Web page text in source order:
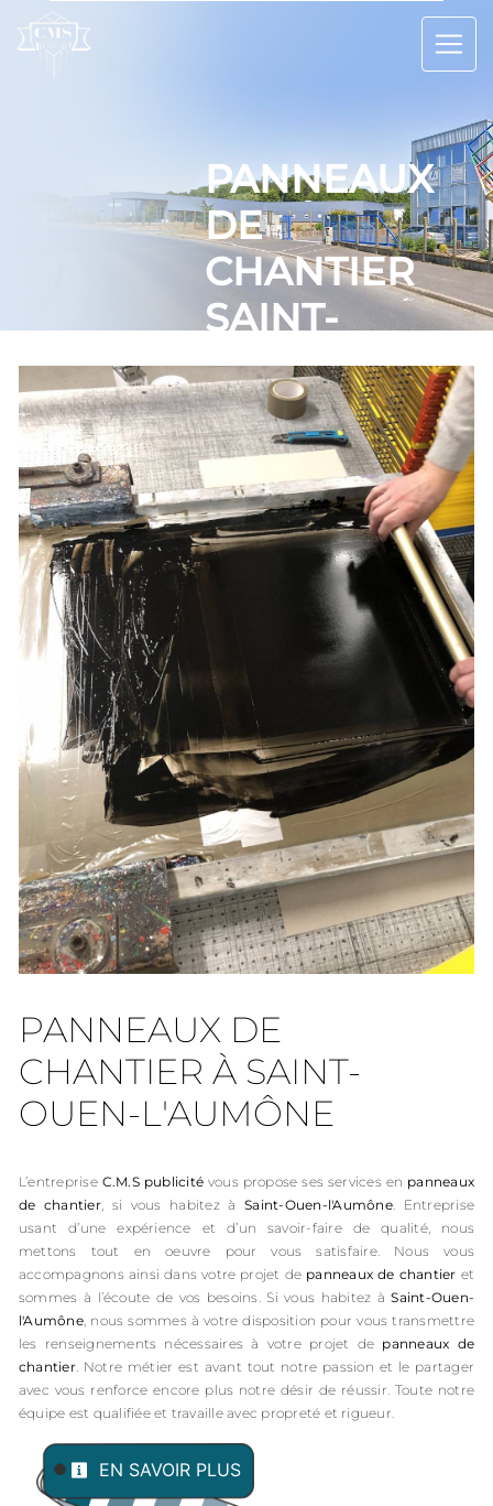
PANNEAUX
DE
CHANTIER
SAINT-
OUEN-
L'AUMÔNE
PANNEAUX DE
CHANTIER À SAINT-
OUEN-L'AUMÔNE
L’entreprise C.M.S publicité vous propose ses services en panneaux
de chantier, si vous habitez àSaint-Ouen-l'Aumône. Entreprise
usant d’une expérience et d’un savoir-faire de qualité, nous
mettons tout en oeuvre pour vous satisfaire. Nous vous
accompagnons ainsi dans votre projet de panneaux de chantier et
sommes à l’écoute de vos besoins. Si vous habitez àSaint-Ouen-
l'Aumône, nous sommes à votre disposition pour vous transmettre
les renseignements nécessaires à votre projet de panneaux de
chantier. Notre métier est avant tout notre passion et le partager
avec vous renforce encore plus notre désir de réussir. Toute notre
équipe est qualifiée et travaille avec propreté et rigueur.
EN SAVOIR PLUS
Panneau de gestion des cookies